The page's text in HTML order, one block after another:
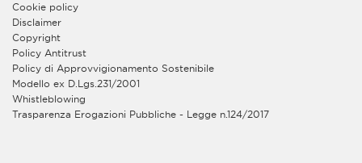
Cookie policy
Disclaimer
Copyright
Policy Antitrust
Policy di Approvvigionamento Sostenibile
Modello ex D.Lgs.231/2001
Whistleblowing
Trasparenza Erogazioni Pubbliche - Legge n.124/2017